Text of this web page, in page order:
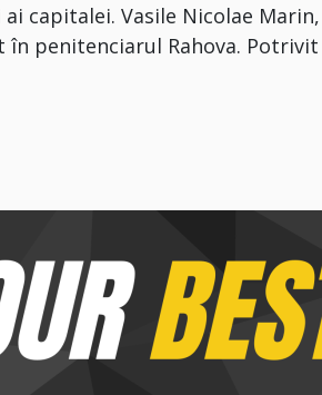
capitalei. Vasile Nicolae Marin,
în penitenciarul Rahova. Potrivit